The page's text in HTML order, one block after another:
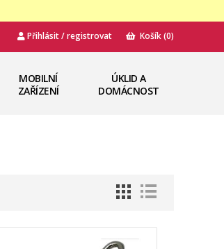
Přihlásit / registrovat Košík(0)
MOBILNÍ
ZAŘÍZENÍ
ÚKLID A
DOMÁCNOST